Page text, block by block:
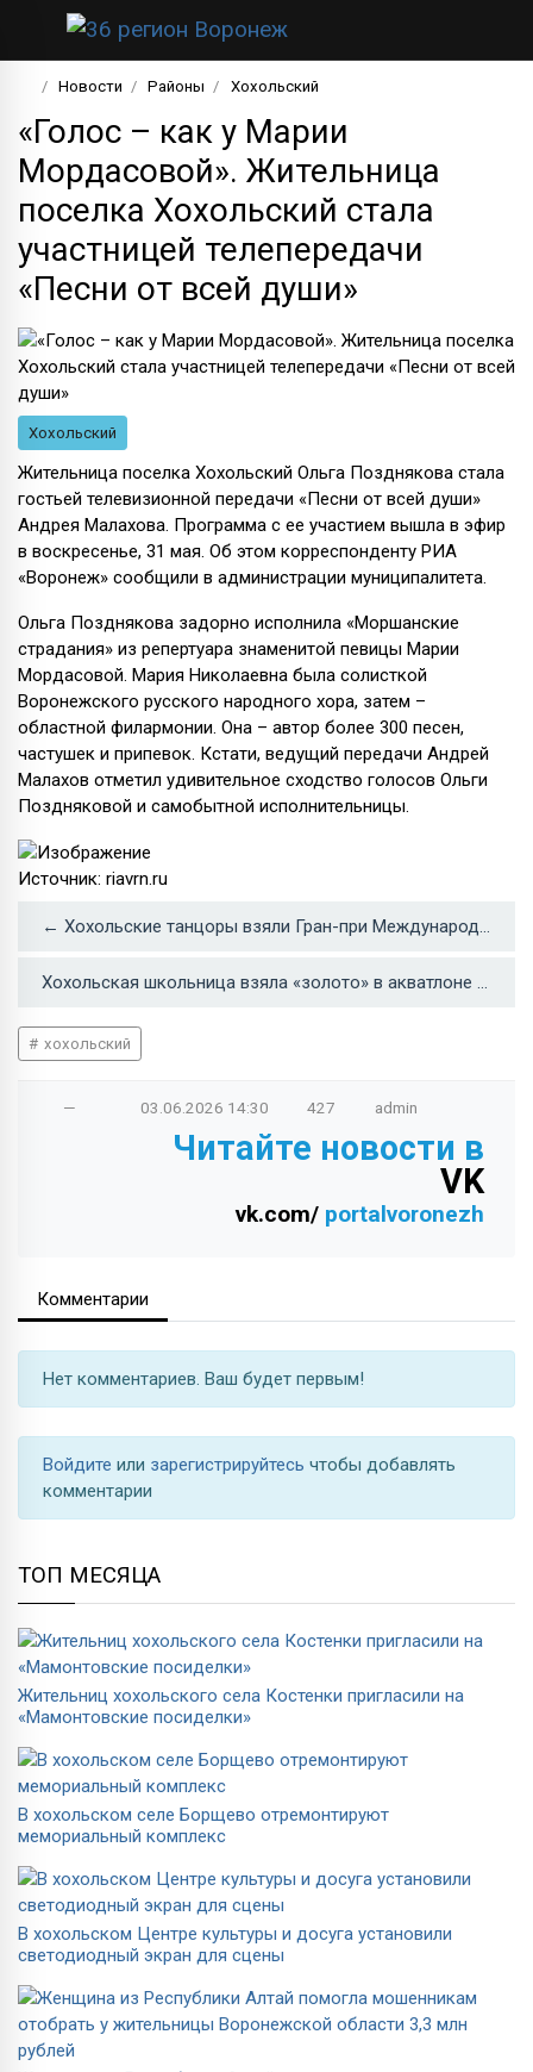
Новости Районы Хохольский
«Голос – как у Марии
Мордасовой». Жительница
поселка Хохольский стала
участницей телепередачи
«Песни от всей души»
Хохольский
Жительница поселка Хохольский Ольга Позднякова стала
гостьей телевизионной передачи «Песни от всей души»
Андрея Малахова. Программа с ее участием вышла в эфир
в воскресенье, 31 мая. Об этом корреспонденту РИА
«Воронеж» сообщили в администрации муниципалитета.
Ольга Позднякова задорно исполнила «Моршанские
страдания» из репертуара знаменитой певицы Марии
Мордасовой. Мария Николаевна была солисткой
Воронежского русского народного хора, затем –
областной филармонии. Она – автор более 300 песен,
частушек и припевок. Кстати, ведущий передачи Андрей
Малахов отметил удивительное сходство голосов Ольги
Поздняковой и самобытной исполнительницы.
Источник: riavrn.ru
← Хохольские танцоры взяли Гран-при Международного конкурса «Страна души»
Хохольская школьница взяла «золото» в акватлоне →
хохольский
— 03.06.2026 14:30 427 admin
Читайте новости в
VK
vk.com/ portalvoronezh
Комментарии
Нет комментариев. Ваш будет первым!
Войдите или зарегистрируйтесь чтобы добавлять
комментарии
ТОП МЕСЯЦА
Жительниц хохольского села Костенки пригласили на
«Мамонтовские посиделки»
В хохольском селе Борщево отремонтируют
мемориальный комплекс
В хохольском Центре культуры и досуга установили
светодиодный экран для сцены